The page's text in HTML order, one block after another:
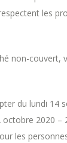
les
non-couvert,
du lundi 14
octobre 2020
les